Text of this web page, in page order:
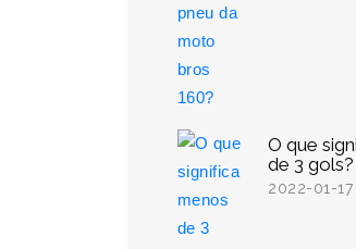
O que
de 3 gols?
2022-01-17